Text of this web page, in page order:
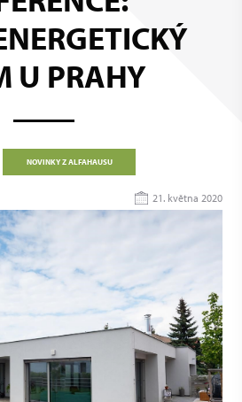
U PRAHY
NOVINKY Z ALFAHAUSU
21. května 2020